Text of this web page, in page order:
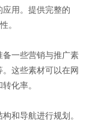
用。提供完整的
。
备一些营销与推广素
这些素材可以在网
化率。
和导航进行规划。